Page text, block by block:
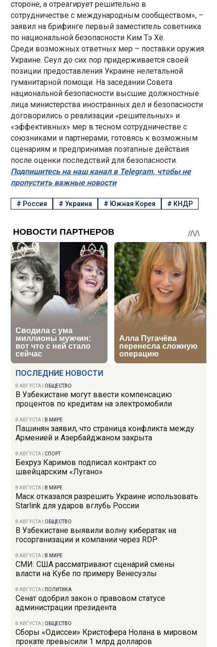
ПОСЛЕДНИЕ НОВОСТИ
8 АВГУСТА ОБЩЕСТВО
В Узбекистане могут ввести компенсацию
процентов по кредитам на электромобили
8 АВГУСТА В МИРЕ
Пашинян заявил, что страница конфликта между
Арменией и Азербайджаном закрыта
8 АВГУСТА СПОРТ
Бехруз Каримов подписал контракт со
швейцарским «Лугано»
8 АВГУСТА В МИРЕ
Маск отказался разрешить Украине использовать
Starlink для ударов вглубь России
8 АВГУСТА ОБЩЕСТВО
В Узбекистане выявили волну кибератак на
госорганизации и компании через RDP
8 АВГУСТА В МИРЕ
СМИ: США рассматривают сценарий смены
власти на Кубе по примеру Венесуэлы
8 АВГУСТА ПОЛИТИКА
Сенат одобрил закон о правовом статусе
администрации президента
8 АВГУСТА ОБЩЕСТВО
Сборы «Одиссеи» Кристофера Нолана в мировом
прокате превысили 1 млрд долларов
стороне, а отреагирует решительно в
сотрудничестве с международным сообществом», –
заявил на брифинге первый заместитель советника
по национальной безопасности Ким Тэ Хё.
Среди возможных ответных мер – поставки оружия
Украине. Сеул до сих пор придерживается своей
позиции предоставления Украине нелетальной
гуманитарной помощи. На заседании Совета
национальной безопасности высшие должностные
лица министерства иностранных дел и безопасности
договорились о реализации «решительных» и
«эффективных» мер в тесном сотрудничестве с
союзниками и партнерами, готовясь к возможным
сценариям и предпринимая поэтапные действия
после оценки последствий для безопасности.
Подпишитесь на наш канал в Telegram, чтобы не
пропустить важные новости
# Россия #Украина # Южная Корея # КНДР